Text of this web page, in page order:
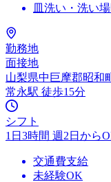
皿洗い・洗い場
勤務地
面接地
山梨県中巨摩郡昭和
常永駅 徒歩15分
シフト
1日3時間 週2日から
交通費支給
未経験OK